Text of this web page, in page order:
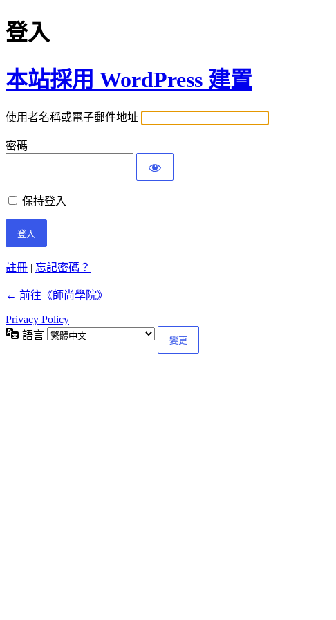
登入
本站採用 WordPress 建置
使用者名稱或電子郵件地址
密碼
保持登入
註冊 | 忘記密碼？
← 前往《師尚學院》
Privacy Policy
語言